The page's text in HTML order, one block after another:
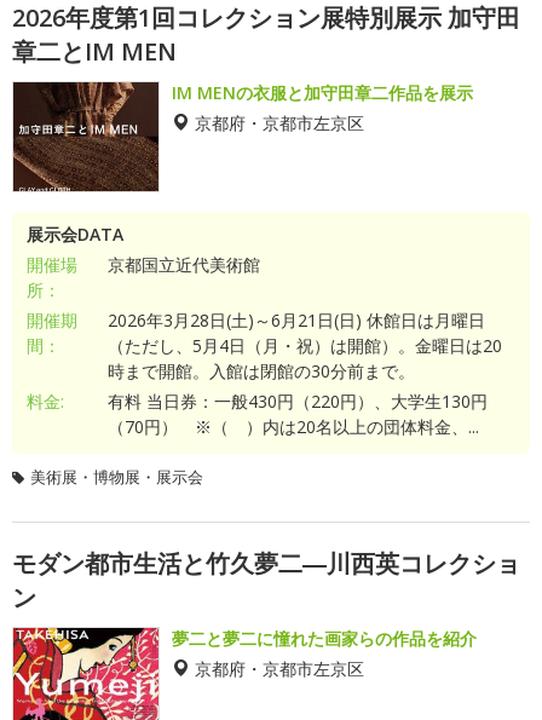
2026年度第1回コレクション展特別展示 加守田
章二とIM MEN
IM MENの衣服と加守田章二作品を展示
京都府・京都市左京区
展示会DATA
開催場
所：
京都国立近代美術館
開催期
間：
2026年3月28日(土)～6月21日(日) 休館日は月曜日
（ただし、5月4日（月・祝）は開館）。金曜日は20
時まで開館。入館は閉館の30分前まで。
料金:
有料 当日券：一般430円（220円）、大学生130円
（70円） ※（ ）内は20名以上の団体料金、...
美術展・博物展・展示会
モダン都市生活と竹久夢二―川西英コレクショ
ン
夢二と夢二に憧れた画家らの作品を紹介
京都府・京都市左京区